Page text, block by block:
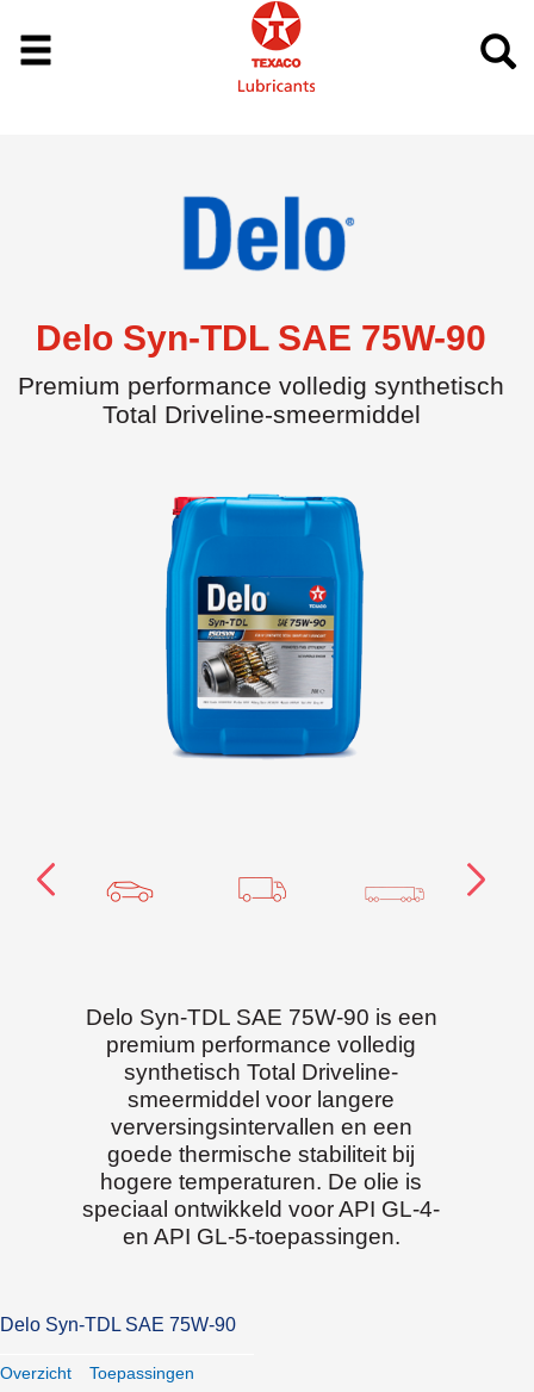
Delo Syn-TDL SAE 75W-90
Premium performance volledig synthetisch
Total Driveline-smeermiddel
Delo Syn-TDL SAE 75W-90 is een
premium performance volledig
synthetisch Total Driveline-
smeermiddel voor langere
verversingsintervallen en een
goede thermische stabiliteit bij
hogere temperaturen. De olie is
speciaal ontwikkeld voor API GL-4-
en API GL-5-toepassingen.
Delo Syn-TDL SAE 75W-90
Overzicht Toepassingen